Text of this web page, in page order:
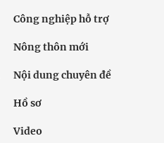
Công nghiệp hỗ trợ
Nông thôn mới
Nội dung chuyên đề
Hồ sơ
Video